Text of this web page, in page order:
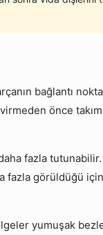
bağlantı
önce
fazla
fazla görüldüğü
yumuşak